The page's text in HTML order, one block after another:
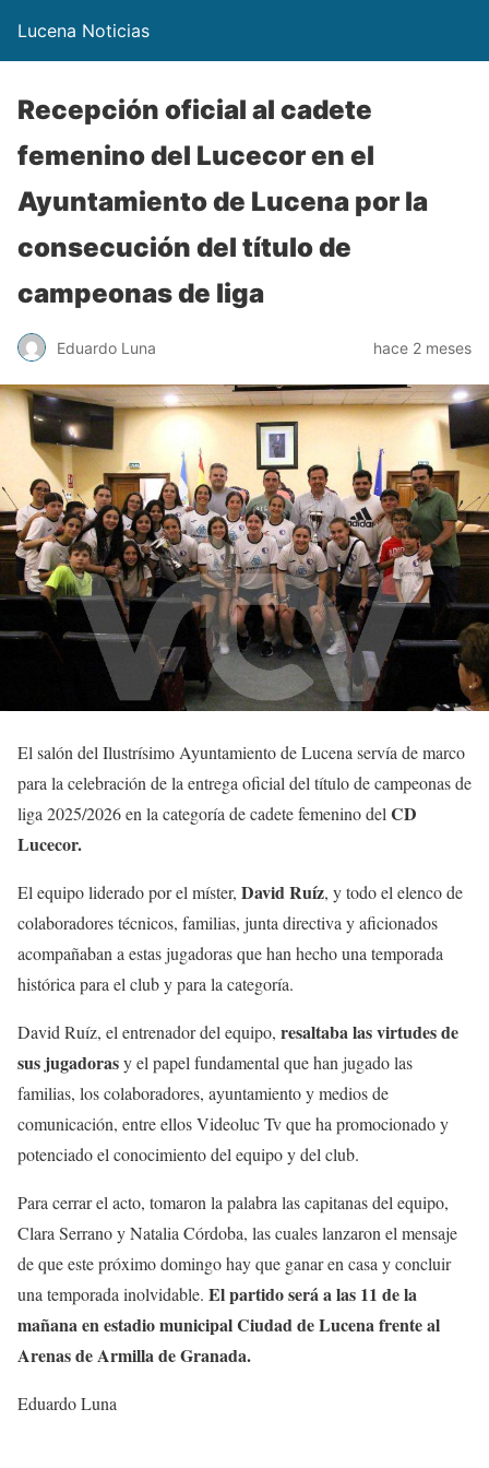
Lucena Noticias
Recepción oficial al cadete
femenino del Lucecor en el
Ayuntamiento de Lucena por la
consecución del título de
campeonas de liga
Eduardo Luna hace 2 meses
El salón del Ilustrísimo Ayuntamiento de Lucena servía de marco
para la celebración de la entrega oficial del título de campeonas de
liga 2025/2026 en la categoría de cadete femenino del CD
Lucecor.
El equipo liderado por el míster, David Ruíz, y todo el elenco de
colaboradores técnicos, familias, junta directiva y aficionados
acompañaban a estas jugadoras que han hecho una temporada
histórica para el club y para la categoría.
David Ruíz, el entrenador del equipo, resaltaba las virtudes de
sus jugadorasy el papel fundamental que han jugado las
familias, los colaboradores, ayuntamiento y medios de
comunicación, entre ellos Videoluc Tv que ha promocionado y
potenciado el conocimiento del equipo y del club.
Para cerrar el acto, tomaron la palabra las capitanas del equipo,
Clara Serrano y Natalia Córdoba, las cuales lanzaron el mensaje
de que este próximo domingo hay que ganar en casa y concluir
una temporada inolvidable. El partido será a las 11 de la
mañana en estadio municipal Ciudad de Lucena frente al
Arenas de Armilla de Granada.
Eduardo Luna